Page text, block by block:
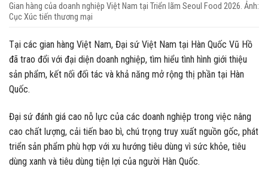
Gian hàng của doanh nghiệp Việt Nam tại Triển lãm Seoul Food 2026. Ảnh:
Cục Xúc tiến thương mại
Tại các gian hàng Việt Nam, Đại sứ Việt Nam tại Hàn Quốc Vũ Hồ
đã trao đổi với đại diện doanh nghiệp, tìm hiểu tình hình giới thiệu
sản phẩm, kết nối đối tác và khả năng mở rộng thị phần tại Hàn
Quốc.
Đại sứ đánh giá cao nỗ lực của các doanh nghiệp trong việc nâng
cao chất lượng, cải tiến bao bì, chú trọng truy xuất nguồn gốc, phát
triển sản phẩm phù hợp với xu hướng tiêu dùng vì sức khỏe, tiêu
dùng xanh và tiêu dùng tiện lợi của người Hàn Quốc.